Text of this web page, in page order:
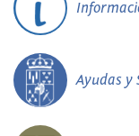
Ayudas y